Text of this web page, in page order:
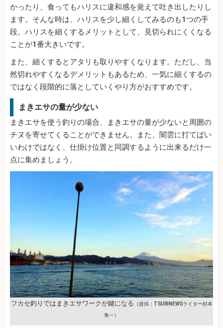
かったり、食ってもハリスに違和感を覚えて吐き出したりし
ます。そんな時は、ハリスを少し細くしてみるのも1つの手
段。ハリスを細くするメリットとして、見切られにくくなる
ことが1番大きいです。
また、細くするとアタリも取りやすくなります。ただし、当
然切れやすくなるデメリットもあるため、一気に細くするの
ではなく段階的に落としていくやり方がおすすめです。
まきエサの量が少ない
まきエサを使う釣りの場合、まきエサの量が少ないと周囲の
チヌを寄せてくることができません。また、闇雲に打てばい
いわけではなく、仕掛け位置と同調するように出来るだけ一
点に集めましょう。
フカセ釣りではまきエサワークが鍵になる （提供：TSURINEWSライター杉本
隼一）